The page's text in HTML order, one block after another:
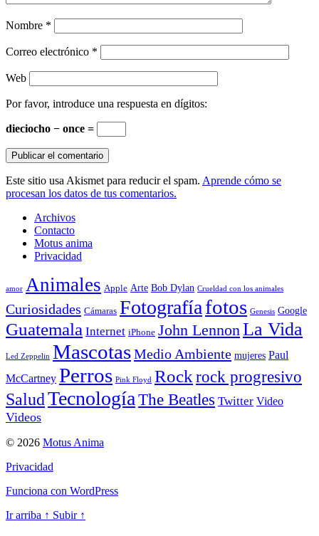
Nombre *
Correo electrónico *
Web
Por favor, introduce una respuesta en dígitos:
dieciocho − once =
Este sitio usa Akismet para reducir el spam. Aprende cómo se
procesan los datos de tus comentarios.
Archivos
Contacto
Motus anima
Privacidad
amor Animales Apple Arte Bob Dylan Crueldad con los animales
Curiosidades Cámaras Fotografíafotos Genesis Google
Guatemala Internet iPhone John Lennon La Vida
Led Zeppelin MascotasMedio Ambiente mujeres Paul
McCartney Perros Pink Floyd Rock rock progresivo
SaludTecnología The Beatles Twitter Video
Videos
© 2026 Motus Anima
Privacidad
Funciona con WordPress
Ir arriba ↑ Subir ↑